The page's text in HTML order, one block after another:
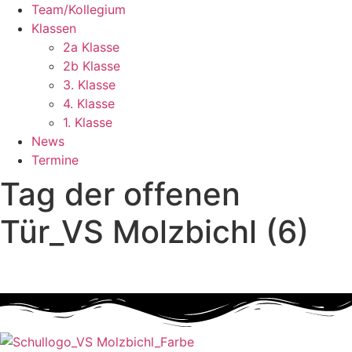
Team/Kollegium
Klassen
2a Klasse
2b Klasse
3. Klasse
4. Klasse
1. Klasse
News
Termine
Tag der offenen
Tür_VS Molzbichl (6)